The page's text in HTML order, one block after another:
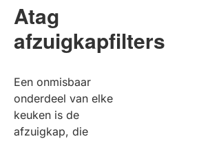
Atag
afzuigkapfilters
Een onmisbaar
onderdeel van elke
keuken is de
afzuigkap, die